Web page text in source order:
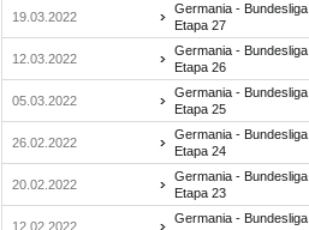
19.03.2022
Germania - Bundesliga
Etapa 27
12.03.2022
Germania - Bundesliga
Etapa 26
05.03.2022
Germania - Bundesliga
Etapa 25
26.02.2022
Germania - Bundesliga
Etapa 24
20.02.2022
Germania - Bundesliga
Etapa 23
12.02.2022
Germania - Bundesliga